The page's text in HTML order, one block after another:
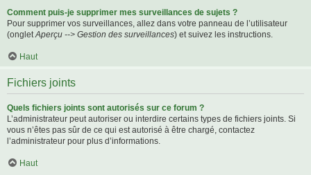
Comment puis-je supprimer mes surveillances de sujets ?
Pour supprimer vos surveillances, allez dans votre panneau de l’utilisateur
(ongletAperçu --> Gestion des surveillances) et suivez les instructions.
Haut
Fichiers joints
Quels fichiers joints sont autorisés sur ce forum ?
L’administrateur peut autoriser ou interdire certains types de fichiers joints. Si
vous n’êtes pas sûr de ce qui est autorisé à être chargé, contactez
l’administrateur pour plus d’informations.
Haut